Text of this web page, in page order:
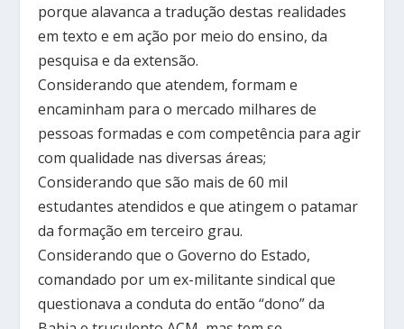
porque alavanca a tradução destas realidades
em texto e em ação por meio do ensino, da
pesquisa e da extensão.
Considerando que atendem, formam e
encaminham para o mercado milhares de
pessoas formadas e com competência para agir
com qualidade nas diversas áreas;
Considerando que são mais de 60 mil
estudantes atendidos e que atingem o patamar
da formação em terceiro grau.
Considerando que o Governo do Estado,
comandado por um ex-militante sindical que
questionava a conduta do então “dono” da